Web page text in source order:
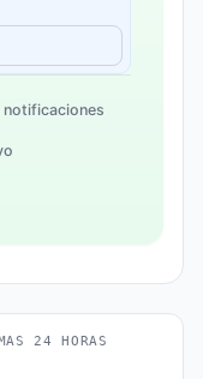
notificaciones
24 HORAS